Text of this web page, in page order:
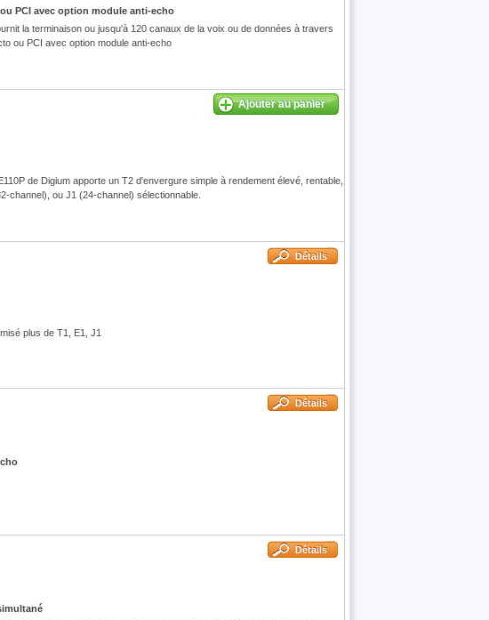
ou PCI avec option module anti-echo
la terminaison ou jusqu'à 120 canaux de la voix ou de données à travers
ou PCI avec option module anti-echo
Ajouter au panier
de Digium apporte un T2 d'envergure simple à rendement élevé, rentable,
channel), ou J1 (24-channel) sélectionnable.
Détails
plus de T1, E1, J1
Détails
Détails